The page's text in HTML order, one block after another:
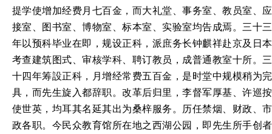
提学使增加经费月七百金，而大礼堂、事务室、教员室、应
接室、图书室、博物室、标本室、实验室均告成焉。三十三
年以预科毕业在即，规设正科，派庶务长钟麒祥赴京及日本
考查建筑图式、审核学科、聘订教员，成普通教室十所。三
十四年筹設正科，月增经常费五百金，是时堂中规模稍为完
具，而先生旋入都辞职。改革后归里，李督军厚基、许巡按
使世英，均耳其名延其出为桑梓服务。历任禁烟、财政、市
政各职。今民众教育馆所在地之西湖公园，即先生所手创者